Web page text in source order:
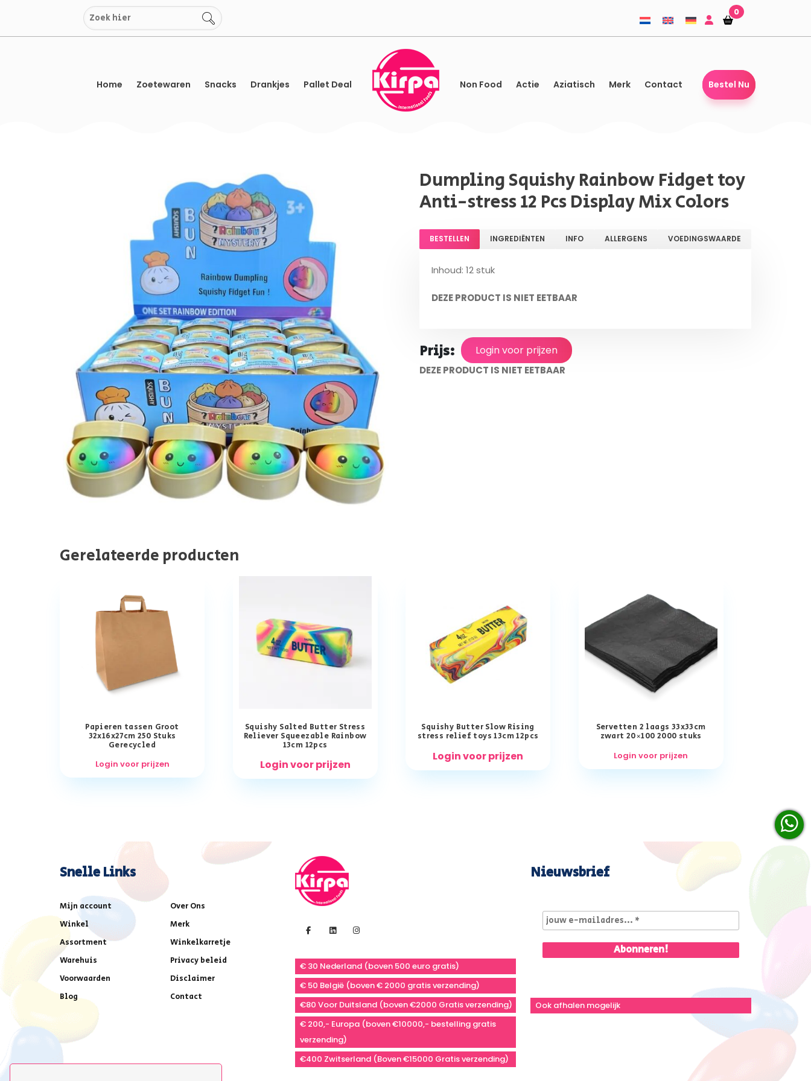
inhoud
Winkelmandje
Winkelmandje
0
Home Zoetewaren Snacks Drankjes Pallet Deal Non Food Actie Aziatisch Merk Contact Bestel Nu
Dumpling Squishy Rainbow Fidget toy
Anti-stress 12 Pcs Display Mix Colors
BESTELLEN INGREDIËNTEN INFO ALLERGENS VOEDINGSWAARDE
Inhoud: 12 stuk
DEZE PRODUCT IS NIET EETBAAR
Prijs: Login voor prijzen
DEZE PRODUCT IS NIET EETBAAR
Gerelateerde producten
Papieren tassen Groot
32x16x27cm 250 Stuks
Gerecycled
Login voor prijzen
Squishy Salted Butter Stress
Reliever Squeezable Rainbow
13cm 12pcs
Login voor prijzen
Squishy Butter Slow Rising
stress relief toys 13cm 12pcs
Login voor prijzen
Servetten 2 laags 33x33cm
zwart 20×100 2000 stuks
Login voor prijzen
Snelle Links
Mijn account
Over Ons
Winkel
Merk
Assortment
Winkelkarretje
Warehuis
Privacy beleid
Voorwaarden
Disclaimer
Blog
Contact
€ 30 Nederland (boven 500 euro gratis)
€ 50 België (boven € 2000 gratis verzending)
€80 Voor Duitsland (boven €2000 Gratis verzending)
€ 200,- Europa (boven €10000,- bestelling gratis
verzending)
€400 Zwitserland (Boven €15000 Gratis verzending)
Nieuwsbrief
Ook afhalen mogelijk